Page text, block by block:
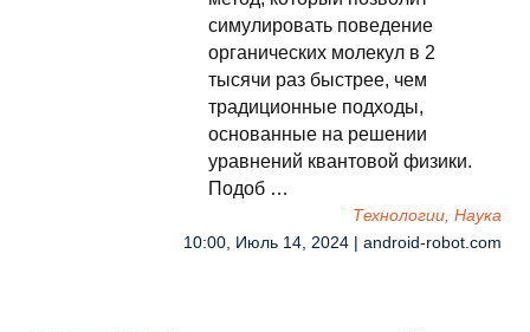
симулировать поведение
органических молекул в 2
тысячи раз быстрее, чем
традиционные подходы,
основанные на решении
уравнений квантовой физики.
Подоб …
Технологии, Наука
10:00, Июль 14, 2024 | android-robot.com